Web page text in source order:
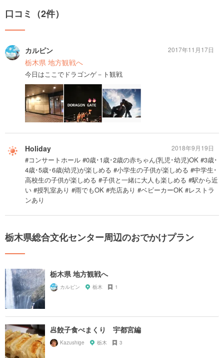
口コミ（2件）
カルピン
栃木県 地方観戦へ
今日はここでドラゴンゲ－ト観戦
2017年11月17日
Holiday
#コンサートホール #0歳･1歳･2歳の赤ちゃん(乳児･幼児)OK #3歳･
4歳･5歳･6歳(幼児)が楽しめる #小学生の子供が楽しめる #中学生･
高校生の子供が楽しめる #子供と一緒に大人も楽しめる #駅から近
い #授乳室あり #雨でもOK #売店あり #ベビーカーOK #レストラ
ンあり
2018年9月19日
栃木県総合文化センター周辺のおでかけプラン
栃木県 地方観戦へ
カルピン 栃木 1
🥟餃子食べまくり 宇都宮編
Kazushige 栃木 3